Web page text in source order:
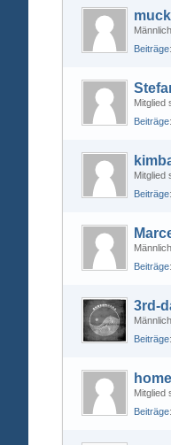
Männlich
Beiträge
Mitglied
Beiträge
Mitglied
Beiträge
Männlich
Beiträge
3rd-
Männlich
Beiträge
Mitglied
Beiträge